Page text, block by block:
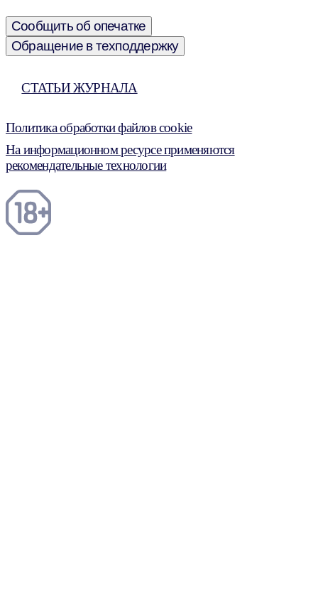
Сообщить об опечатке
Обращение в техподдержку
СТАТЬИ ЖУРНАЛА
Политика обработки файлов cookie
На информационном ресурсе применяются
рекомендательные технологии